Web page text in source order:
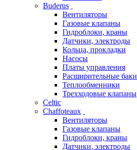
Buderus
Вентиляторы
Газовые клапаны
Гидроблоки, краны
Датчики, электроды
Кольца, прокладки
Насосы
Платы управления
Расширительные баки
Теплообменники
Трехходовые клапаны
Celtic
Chaffoteaux
Вентиляторы
Газовые клапаны
Гидроблоки, краны
Датчики, электроды